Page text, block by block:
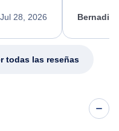
Jul 28, 2026
my issue.
todas las reseñas